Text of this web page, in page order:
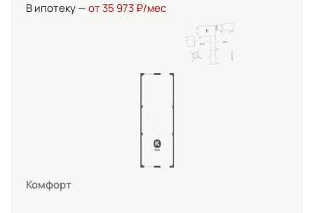
В ипотеку —от 35 973 ₽/мес
Комфорт